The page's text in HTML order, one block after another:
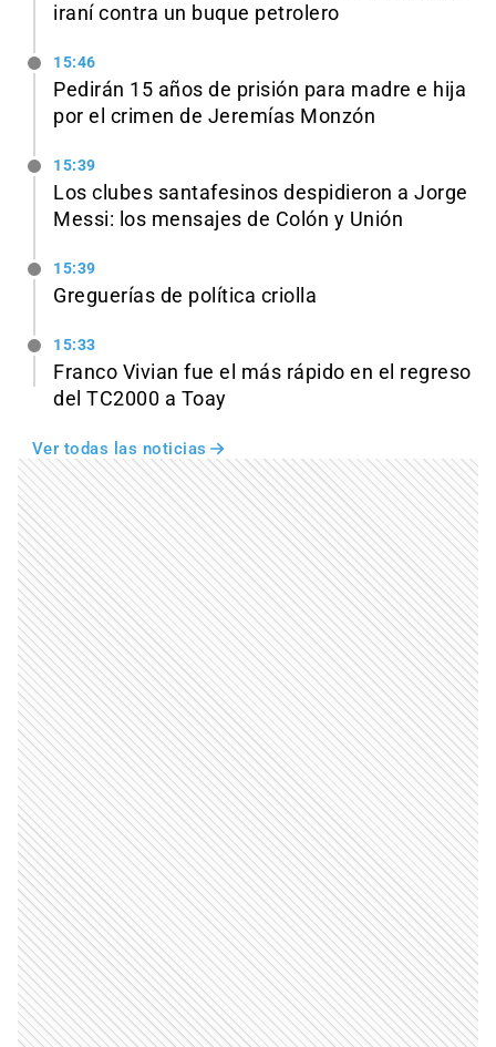
iraní contra un buque petrolero
15:46
Pedirán 15 años de prisión para madre e hija
por el crimen de Jeremías Monzón
15:39
Los clubes santafesinos despidieron a Jorge
Messi: los mensajes de Colón y Unión
15:39
Greguerías de política criolla
15:33
Franco Vivian fue el más rápido en el regreso
del TC2000 a Toay
Ver todas las noticias